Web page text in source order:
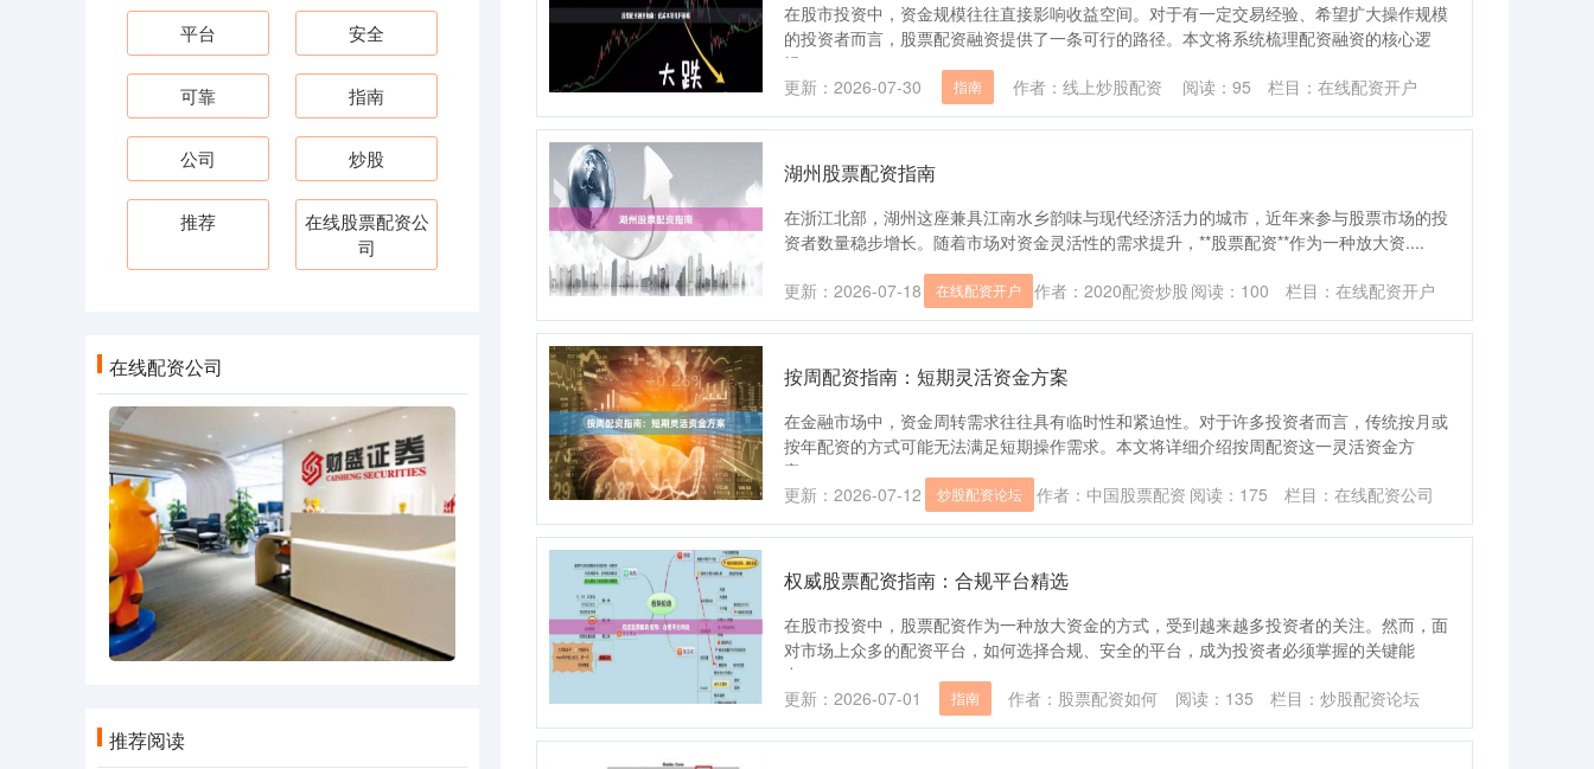
在股市投资中，资金规模往往直接影响收益空间。对于有一定交易经验、希望扩大操作规模
的投资者而言，股票配资融资提供了一条可行的路径。本文将系统梳理配资融资的核心逻
辑....
更新：2026-07-30
指南 作者：线上炒股配资 阅读： 95 栏目： 在线配资开户
湖州股票配资指南
在浙江北部，湖州这座兼具江南水乡韵味与现代经济活力的城市，近年来参与股票市场的投
资者数量稳步增长。随着市场对资金灵活性的需求提升，**股票配资**作为一种放大资....
更新：2026-07-18 在线配资开户 作者：2020配资炒股 阅读： 100 栏目： 在线配资开户
按周配资指南：短期灵活资金方案
在金融市场中，资金周转需求往往具有临时性和紧迫性。对于许多投资者而言，传统按月或
按年配资的方式可能无法满足短期操作需求。本文将详细介绍按周配资这一灵活资金方
案，....
更新：2026-07-12
炒股配资论坛 作者：中国股票配资 阅读： 175 栏目： 在线配资公司
权威股票配资指南：合规平台精选
在股市投资中，股票配资作为一种放大资金的方式，受到越来越多投资者的关注。然而，面
对市场上众多的配资平台，如何选择合规、安全的平台，成为投资者必须掌握的关键能
力。....
更新：2026-07-01
指南 作者：股票配资如何 阅读： 135 栏目： 炒股配资论坛
平台 安全
可靠 指南
公司 炒股
推荐
在线股票配资公
司
在线配资公司
推荐阅读